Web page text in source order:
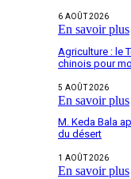
6 AOÛT 2026
En savoir plus
Agriculture : le
chinois pour
5 AOÛT 2026
En savoir plus
M. Keda Bala
du désert
1 AOÛT 2026
En savoir plus